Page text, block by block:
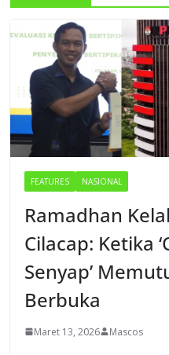
FEATURES NASIONAL
Ramadhan
Cilacap: Ketika
Senyap’
Berbuka
Maret 13, 2026 Mascos